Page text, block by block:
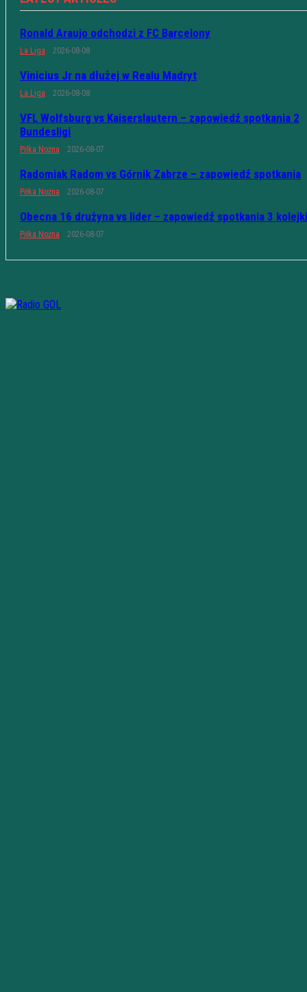
Ronald Araujo odchodzi z FC Barcelony
La Liga 2026-08-08
Vinicius Jr na dłużej w Realu Madryt
La Liga 2026-08-08
VFL Wolfsburg vs Kaiserslautern – zapowiedź spotkania 2
Bundesligi
Piłka Nożna 2026-08-07
Radomiak Radom vs Górnik Zabrze – zapowiedź spotkania
Piłka Nożna 2026-08-07
Obecna 16 drużyna vs lider – zapowiedź spotkania 3 kolejki
Piłka Nożna 2026-08-07